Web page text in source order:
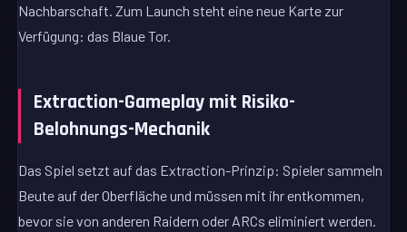
Nachbarschaft. Zum Launch steht eine neue Karte zur
Verfügung: das Blaue Tor.
Extraction-Gameplay mit Risiko-
Belohnungs-Mechanik
Das Spiel setzt auf das Extraction-Prinzip: Spieler sammeln
Beute auf der Oberfläche und müssen mit ihr entkommen,
bevor sie von anderen Raidern oder ARCs eliminiert werden.